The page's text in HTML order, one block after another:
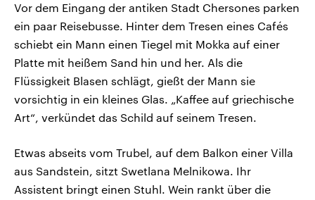
Vor dem Eingang der antiken Stadt Chersones parken
ein paar Reisebusse. Hinter dem Tresen eines Cafés
schiebt ein Mann einen Tiegel mit Mokka auf einer
Platte mit heißem Sand hin und her. Als die
Flüssigkeit Blasen schlägt, gießt der Mann sie
vorsichtig in ein kleines Glas. „Kaffee auf griechische
Art“, verkündet das Schild auf seinem Tresen.
Etwas abseits vom Trubel, auf dem Balkon einer Villa
aus Sandstein, sitzt Swetlana Melnikowa. Ihr
Assistent bringt einen Stuhl. Wein rankt über die